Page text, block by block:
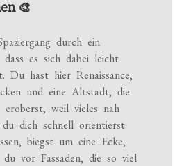
🎨
durch ein
es sich dabei leicht
Du hast hier Renaissance,
und eine Altstadt, die
weil vieles nah
dich schnell orientierst.
biegst um eine Ecke,
vor Fassaden, die so viel